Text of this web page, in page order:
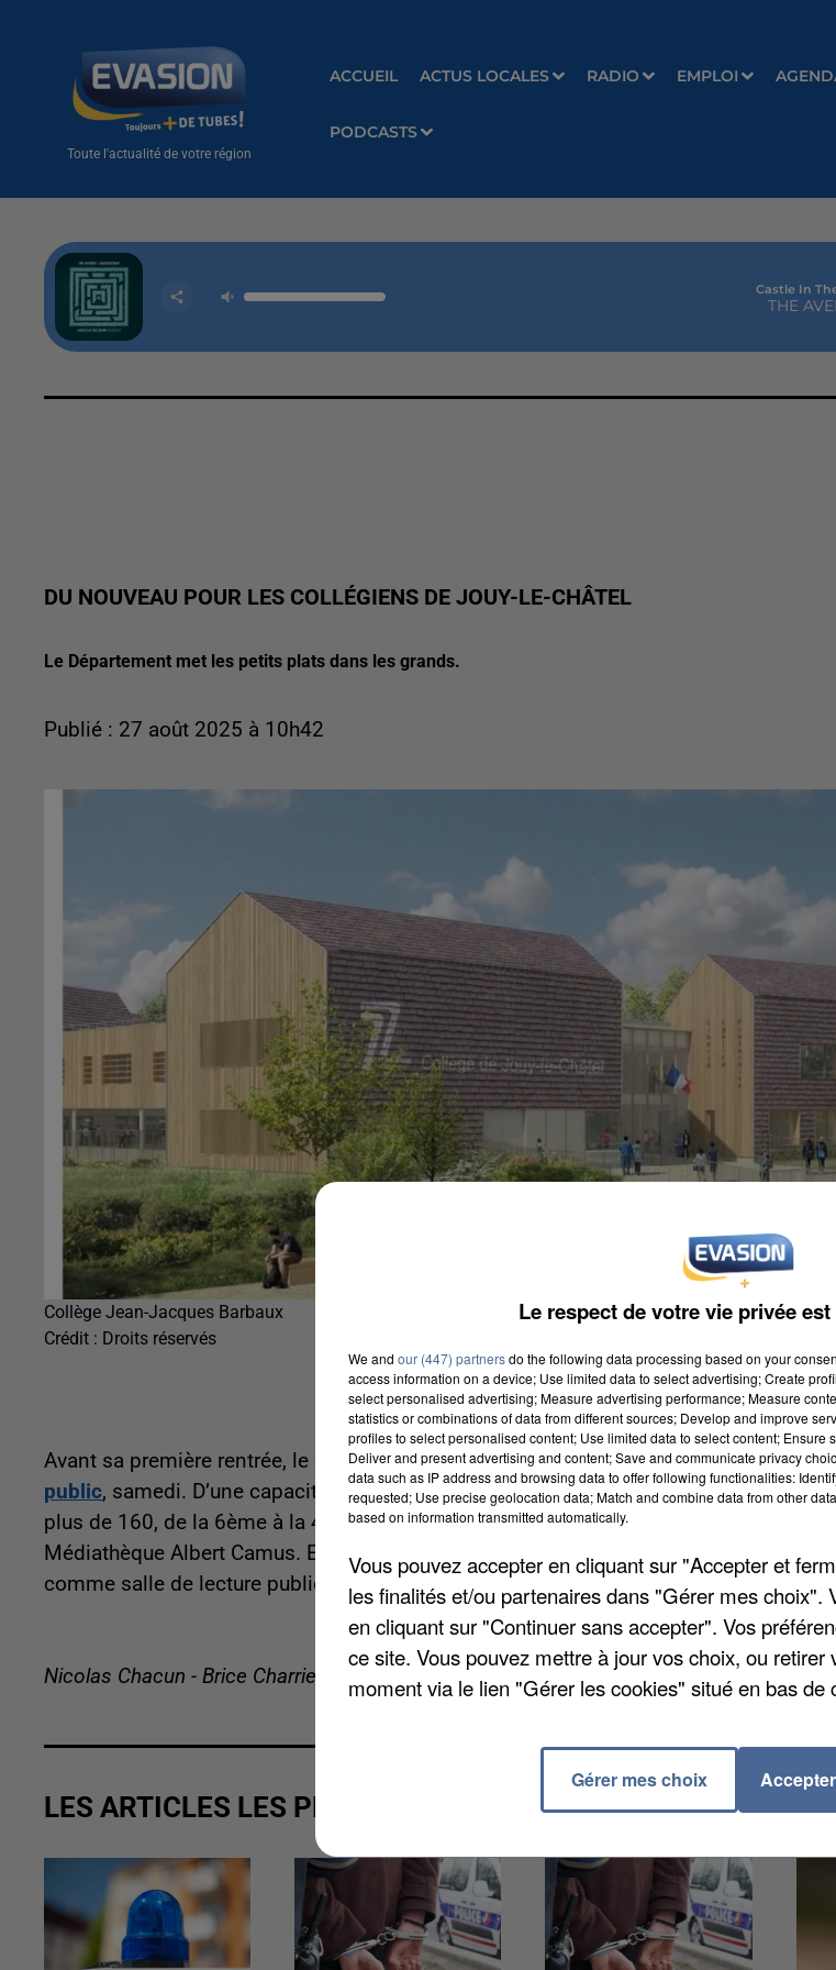
Toute l'actualité de votre région
ACCUEIL ACTUS LOCALES RADIO EMPLOI
PODCASTS
Castle In
THE
DU NOUVEAU POUR LES COLLÉGIENS DE JOUY-LE-CHÂTEL
Le Département met les petits plats dans les grands.
Publié : 27 août 2025 à 10h42
Collège Jean-Jacques Barbaux
Crédit : Droits réservés
Avant sa première rentrée, le collège Jean-Jacques Barbaux à Jouy-le-Châtelouvrira
public, samedi. D’une capacité globale de 400 à 600 élèves, il en accueillera dès la
plus de 160, de la 6ème à la 4ème. Cette journée sera aussi l’occasion d’inaugurer sur
Médiathèque Albert Camus. En dehors du temps scolaire, l’équipement sera
comme salle de lecture publique.
Nicolas Chacun - Brice Charrier
LES ARTICLES LES PLUS VUS
Le respect de votre vie privée
We and our (447) partnersdo the following data processing based on your
access information on a device; Use limited data to select advertising; Create
select personalised advertising; Measure advertising performance; Measure
statistics or combinations of data from different sources; Develop and improve
profiles to select personalised content; Use limited data to select content; Ensure
Deliver and present advertising and content; Save and communicate privacy
data such as IP address and browsing data to offer following functionalities:
requested; Use precise geolocation data; Match and combine data from other
based on information transmitted automatically.
Vous pouvez accepter en cliquant sur "Accepter et
les finalités et/ou partenaires dans "Gérer mes choix".
en cliquant sur "Continuer sans accepter". Vos
ce site. Vous pouvez mettre à jour vos choix, ou
moment via le lien "Gérer les cookies" situé en bas de
Gérer mes choix